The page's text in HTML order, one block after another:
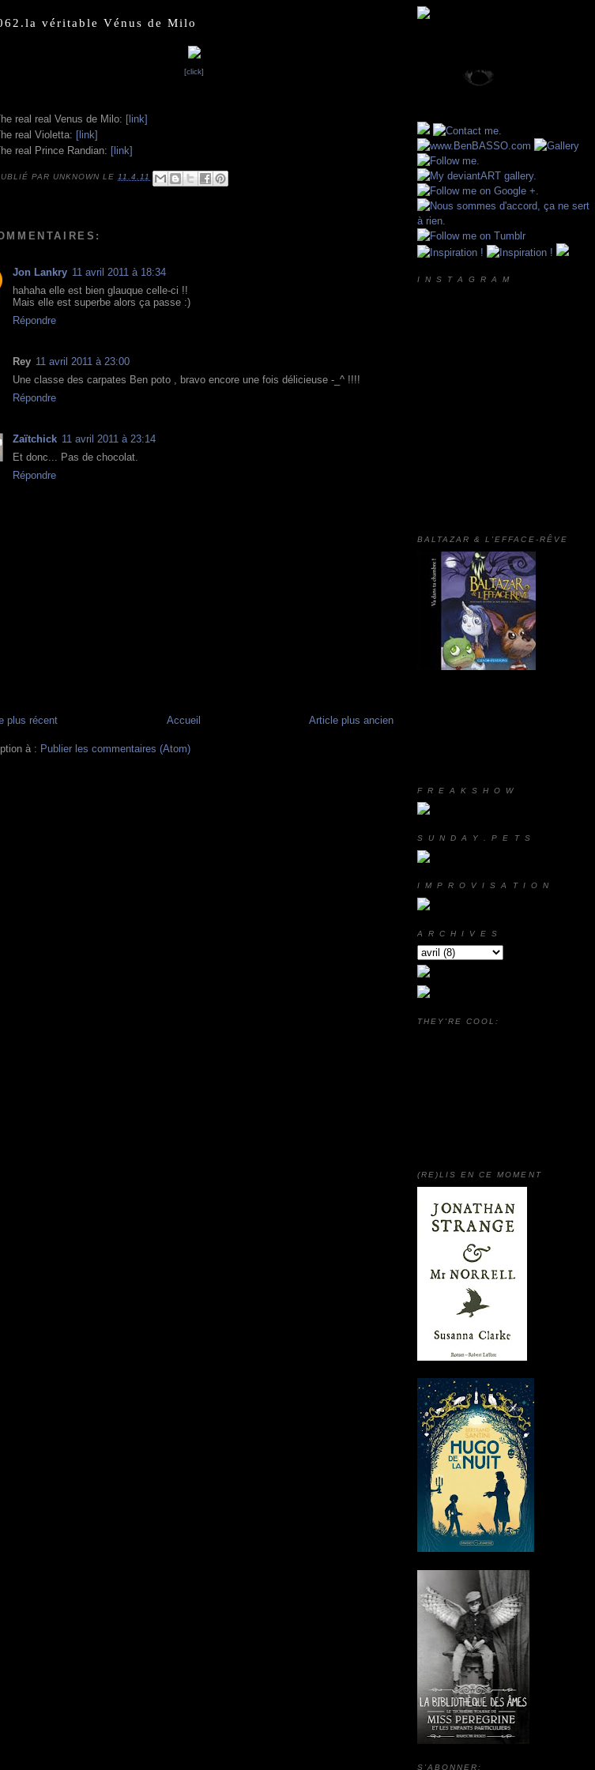
véritable Vénus de Milo
[click]
real real Venus de Milo: [link]
real Violetta: [link]
real Prince Randian: [link]
PARUNKNOWN LE11.4.11
Jon Lankry 11 avril 2011 à 18:34
hahaha elle est bien glauque celle-ci !!
Mais elle est superbe alors ça passe :)
Répondre
Rey 11 avril 2011 à 23:00
Une classe des carpates Ben poto , bravo encore une fois délicieuse -_^ !!!!
Répondre
Zaïtchick 11 avril 2011 à 23:14
Et donc... Pas de chocolat.
Répondre
plus récent Article plus ancien
Accueil
à : Publier les commentaires (Atom)
I N S T A G R A M
BALTAZAR & L'EFFACE-RÊVE
F R E A K S H O W
S U N D A Y . P E T S
I M P R O V I S A T I O N
A R C H I V E S
THEY'RE COOL:
(RE)LIS EN CE MOMENT
S’ABONNER: